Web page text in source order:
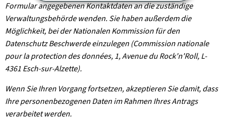
Formular angegebenen Kontaktdaten an die zuständige
Verwaltungsbehörde wenden. Sie haben außerdem die
Möglichkeit, bei der Nationalen Kommission für den
Datenschutz Beschwerde einzulegen (Commission nationale
pour la protection des données, 1, Avenue du Rock'n'Roll, L-
4361 Esch-sur-Alzette).
Wenn Sie Ihren Vorgang fortsetzen, akzeptieren Sie damit, dass
Ihre personenbezogenen Daten im Rahmen Ihres Antrags
verarbeitet werden.